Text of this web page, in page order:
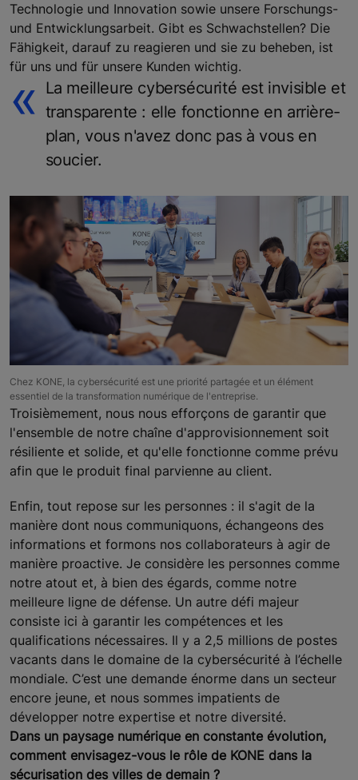
Technologie und Innovation sowie unsere Forschungs-
und Entwicklungsarbeit. Gibt es Schwachstellen? Die
Fähigkeit, darauf zu reagieren und sie zu beheben, ist
für uns und für unsere Kunden wichtig.
La meilleure cybersécurité est invisible et
transparente : elle fonctionne en arrière-
plan, vous n'avez donc pas à vous en
soucier.
Chez KONE, la cybersécurité est une priorité partagée et un élément
essentiel de la transformation numérique de l'entreprise.
Troisièmement, nous nous efforçons de garantir que
l'ensemble de notre chaîne d'approvisionnement soit
résiliente et solide, et qu'elle fonctionne comme prévu
afin que le produit final parvienne au client.
Enfin, tout repose sur les personnes : il s'agit de la
manière dont nous communiquons, échangeons des
informations et formons nos collaborateurs à agir de
manière proactive. Je considère les personnes comme
notre atout et, à bien des égards, comme notre
meilleure ligne de défense. Un autre défi majeur
consiste ici à garantir les compétences et les
qualifications nécessaires. Il y a 2,5 millions de postes
vacants dans le domaine de la cybersécurité à l’échelle
mondiale. C’est une demande énorme dans un secteur
encore jeune, et nous sommes impatients de
développer notre expertise et notre diversité.
Dans un paysage numérique en constante évolution,
comment envisagez-vous le rôle de KONE dans la
sécurisation des villes de demain ?